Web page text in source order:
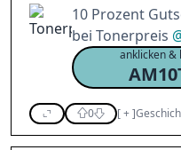
10 Prozent
bei Tonerpreis
anklicken &
0 [+]